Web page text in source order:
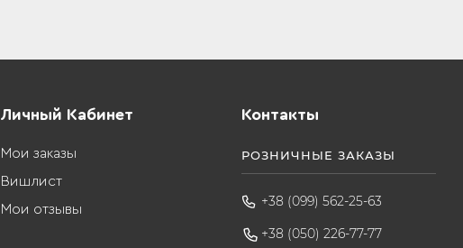
Личный Кабинет
Мои заказы
Вишлист
Мои отзывы
Контакты
РОЗНИЧНЫЕ ЗАКАЗЫ
+38 (099) 562-25-63
+38 (050) 226-77-77